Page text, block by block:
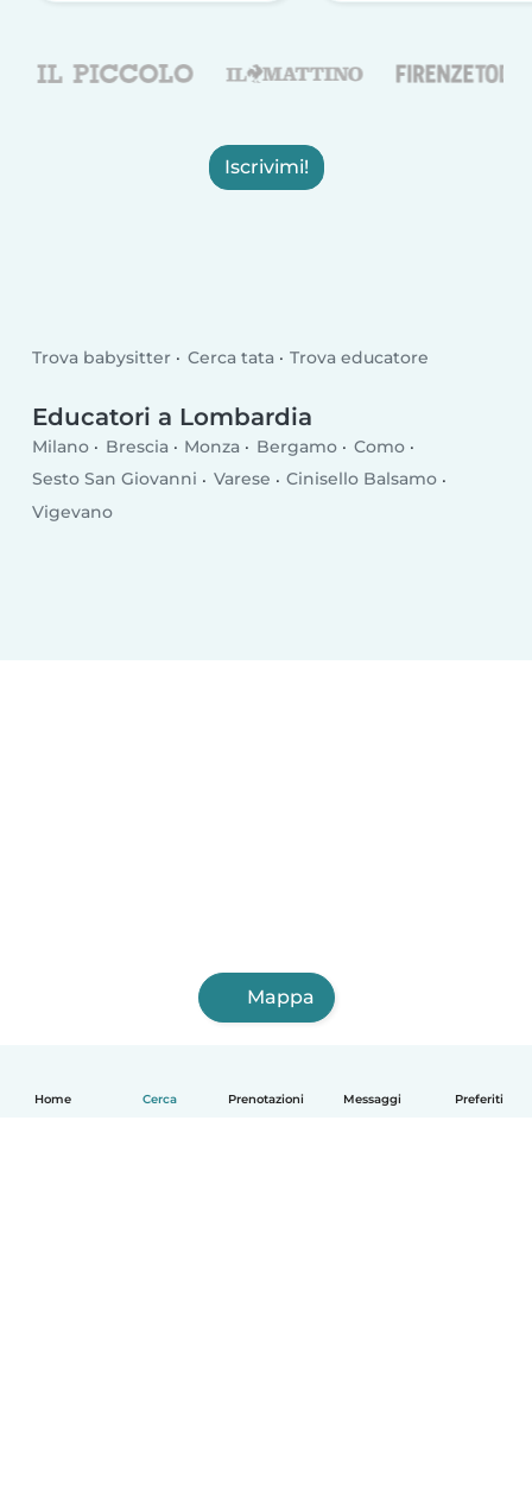
Home Cerca Prenotazioni Messaggi Preferiti
Iscrivimi!
Trova babysitter Cerca tata Trova educatore
Educatori a Lombardia
Milano Brescia Monza Bergamo
Como
Sesto San Giovanni
Varese
Cinisello Balsamo
Vigevano
Mappa